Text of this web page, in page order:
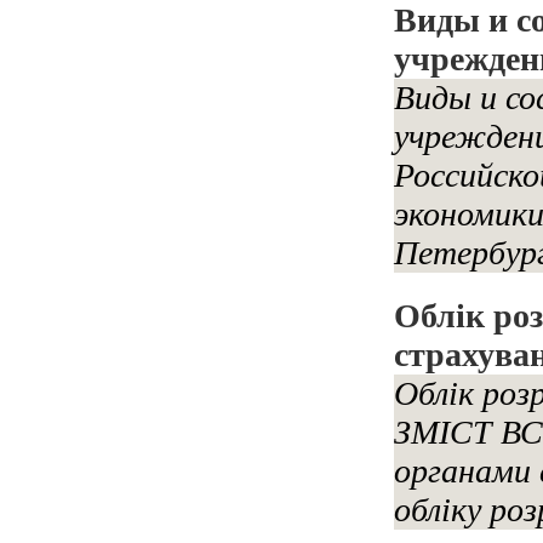
Виды и
Виды и
Облік
Облік
ЗМІСТ
органами
обліку